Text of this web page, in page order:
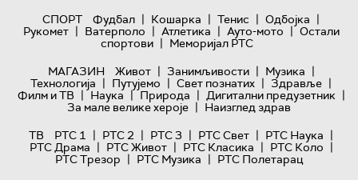
СПОРТ
Фудбал | Кошарка | Тенис | Одбојка |
Рукомет | Ватерполо | Атлетика | Ауто-мото | Остали
спортови | Меморијал РТС
МАГАЗИН
Живот | Занимљивости | Музика |
Технологијa | Путујемо | Свет познатих | Здравље |
Филм и ТВ | Наука | Природа | Дигитални предузетник |
За мале велике хероје | Наизглед здрав
ТВ
РТС 1 | РТС 2 | РТС 3 | РТС Свет | РТС Наука |
РТС Драма | РТС Живот | РТС Класика | РТС Коло |
РТС Трезор | РТС Музика | РТС Полетарац